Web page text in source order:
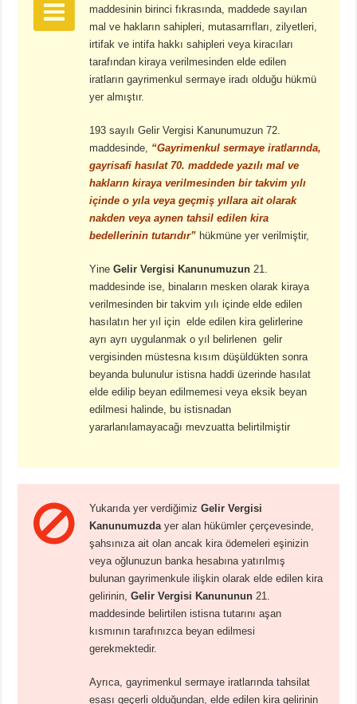
maddesinin birinci fıkrasında, maddede sayılan
mal ve hakların sahipleri, mutasarrıfları, zilyetleri,
irtifak ve intifa hakkı sahipleri veya kiracıları
tarafından kiraya verilmesinden elde edilen
iratların gayrimenkul sermaye iradı olduğu hükmü
yer almıştır.
193 sayılı Gelir Vergisi Kanunumuzun 72.
maddesinde, “Gayrimenkul sermaye iratlarında,
gayrisafi hasılat 70. maddede yazılı mal ve
hakların kiraya verilmesinden bir takvim yılı
içinde o yıla veya geçmiş yıllara ait olarak
nakden veya aynen tahsil edilen kira
bedellerinin tutarıdır” hükmüne yer verilmiştir,
YineGelir Vergisi Kanunumuzun 21.
maddesinde ise, binaların mesken olarak kiraya
verilmesinden bir takvim yılı içinde elde edilen
hasılatın her yıl için elde edilen kira gelirlerine
ayrı ayrı uygulanmak o yıl belirlenen gelir
vergisinden müstesna kısım düşüldükten sonra
beyanda bulunulur istisna haddi üzerinde hasılat
elde edilip beyan edilmemesi veya eksik beyan
edilmesi halinde, bu istisnadan
yararlanılamayacağı mevzuatta belirtilmiştir
Yukarıda yer verdiğimizGelir Vergisi
Kanunumuzda yer alan hükümler çerçevesinde,
şahsınıza ait olan ancak kira ödemeleri eşinizin
veya oğlunuzun banka hesabına yatırılmış
bulunan gayrimenkule ilişkin olarak elde edilen kira
gelirinin,Gelir Vergisi Kanununun 21.
maddesinde belirtilen istisna tutarını aşan
kısmının tarafınızca beyan edilmesi
gerekmektedir.
Ayrıca, gayrimenkul sermaye iratlarında tahsilat
esası geçerli olduğundan, elde edilen kira gelirinin